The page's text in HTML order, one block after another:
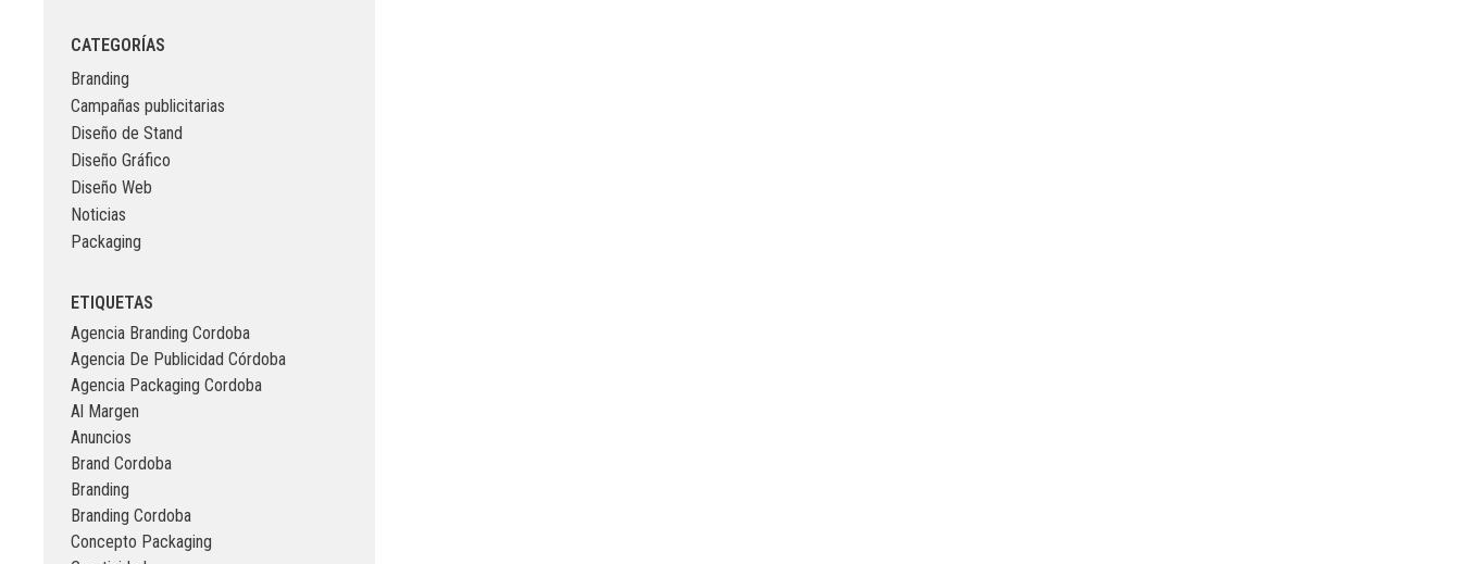
CATEGORÍAS
Branding
Campañas publicitarias
Diseño de Stand
Diseño Gráfico
Diseño Web
Noticias
Packaging
ETIQUETAS
Agencia Branding Cordoba
Agencia De Publicidad Córdoba
Agencia Packaging Cordoba
Al Margen
Anuncios
Brand Cordoba
Branding
Branding Cordoba
Concepto Packaging